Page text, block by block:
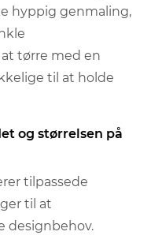
hyppig genmaling,
tørre med en
til at holde
og størrelsen på
tilpassede
til at
designbehov.